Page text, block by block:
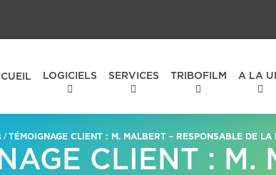
LOGICIELS SERVICES TRIBOFILM A LA
/TÉMOIGNAGE CLIENT : M. MALBERT – RESPONSABLE DE
CLIENT : M.